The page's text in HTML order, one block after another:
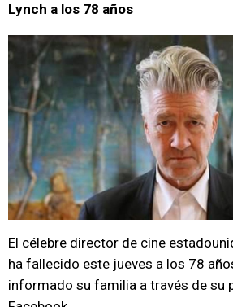
Lynch a los 78 años
El célebre director de cine
ha fallecido este jueves a los 78
informado su familia a través de su